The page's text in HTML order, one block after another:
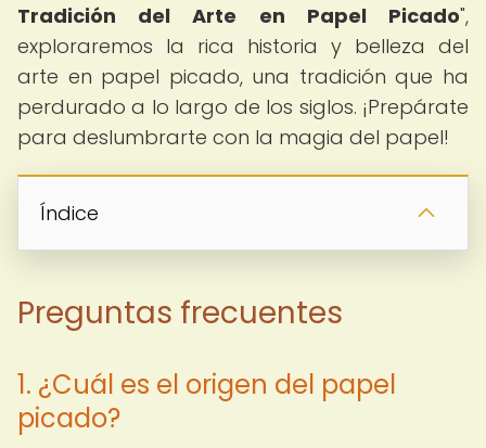
Tradición del Arte en Papel Picado",
exploraremos la rica historia y belleza del
arte en papel picado, una tradición que ha
perdurado a lo largo de los siglos. ¡Prepárate
para deslumbrarte con la magia del papel!
Índice
Preguntas frecuentes
1. ¿Cuál es el origen del papel
picado?